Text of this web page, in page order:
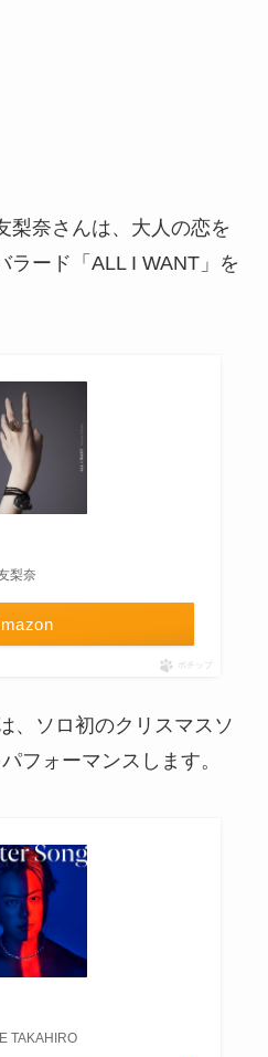
梨奈さんは、大人の恋を
ラード「ALL I WANT」を
梨奈
ポチップ
、ソロ初のクリスマスソ
フォーマンスします。
TAKAHIRO